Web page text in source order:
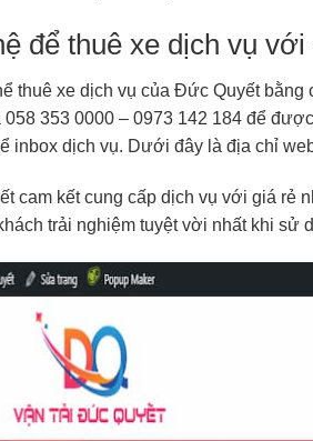
để thuê xe dịch vụ
thuê xe dịch vụ của Đức Quyết
058 353 0000 – 0973 142 184 để
inbox dịch vụ. Dưới đây là địa chỉ
cam kết cung cấp dịch vụ với giá rẻ
trải nghiệm tuyệt vời nhất khi sử